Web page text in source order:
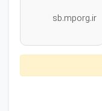
sb.mporg.ir